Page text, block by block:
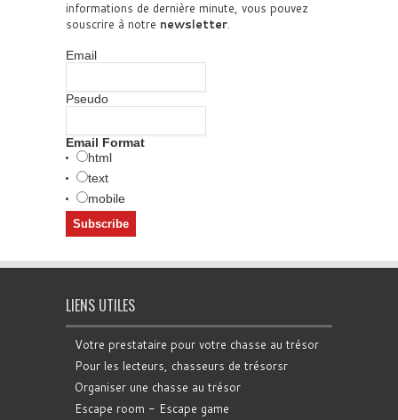
informations de dernière minute, vous pouvez
souscrire à notre newsletter.
Email
Pseudo
Email Format
html
text
mobile
LIENS UTILES
Votre prestataire pour votre chasse au trésor
Pour les lecteurs, chasseurs de trésorsr
Organiser une chasse au trésor
Escape room - Escape game